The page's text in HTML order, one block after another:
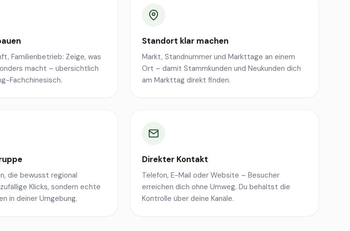
Familienbetrieb: Zeige, was
macht – übersichtlich
Fachchinesisch.
Standort klar machen
Markt, Standnummer und Markttage an einem
Ort – damit Stammkunden und Neukunden dich
am Markttag direkt finden.
die bewusst regional
Klicks, sondern echte
in deiner Umgebung.
Direkter Kontakt
Telefon, E-Mail oder Website – Besucher
erreichen dich ohne Umweg. Du behältst die
Kontrolle über deine Kanäle.